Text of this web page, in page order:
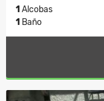
1 Alcobas
1 Baño